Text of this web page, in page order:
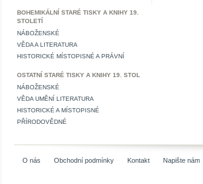
BOHEMIKÁLNÍ STARÉ TISKY A KNIHY 19.
STOLETÍ
NÁBOŽENSKÉ
VĚDA A LITERATURA
HISTORICKÉ MÍSTOPISNÉ A PRÁVNÍ
OSTATNÍ STARÉ TISKY A KNIHY 19. STOL
NÁBOŽENSKÉ
VĚDA UMĚNÍ LITERATURA
HISTORICKÉ A MÍSTOPISNÉ
PŘÍRODOVĚDNÉ
O nás Obchodní podmínky Kontakt Napište nám